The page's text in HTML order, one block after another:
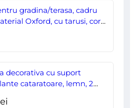
a
fost:
este:
178,00 lei.
gradina/terasa, cadru
Oxford, cu tarusi, corzi
m
decorativa cu suport
cataratoare, lemn, 2